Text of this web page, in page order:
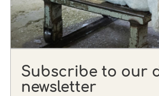
Subscribe to our
newsletter